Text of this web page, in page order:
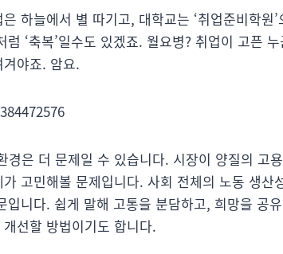
하늘에서 별 따기고, 대학교는 ‘취업준비학원’
‘축복’일수도 있겠죠. 월요병? 취업이 고픈
야죠. 암요.
은 더 문제일 수 있습니다. 시장이 양질의 고
고민해볼 문제입니다. 사회 전체의 노동 생산
니다. 쉽게 말해 고통을 분담하고, 희망을 공
선할 방법이기도 합니다.